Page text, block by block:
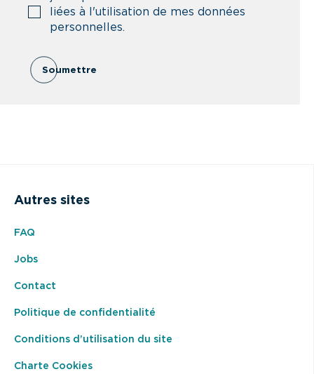
liées à l'utilisation de mes données
personnelles.
Soumettre
Autres sites
FAQ
Jobs
Contact
Politique de confidentialité
Conditions d’utilisation du site
Charte Cookies